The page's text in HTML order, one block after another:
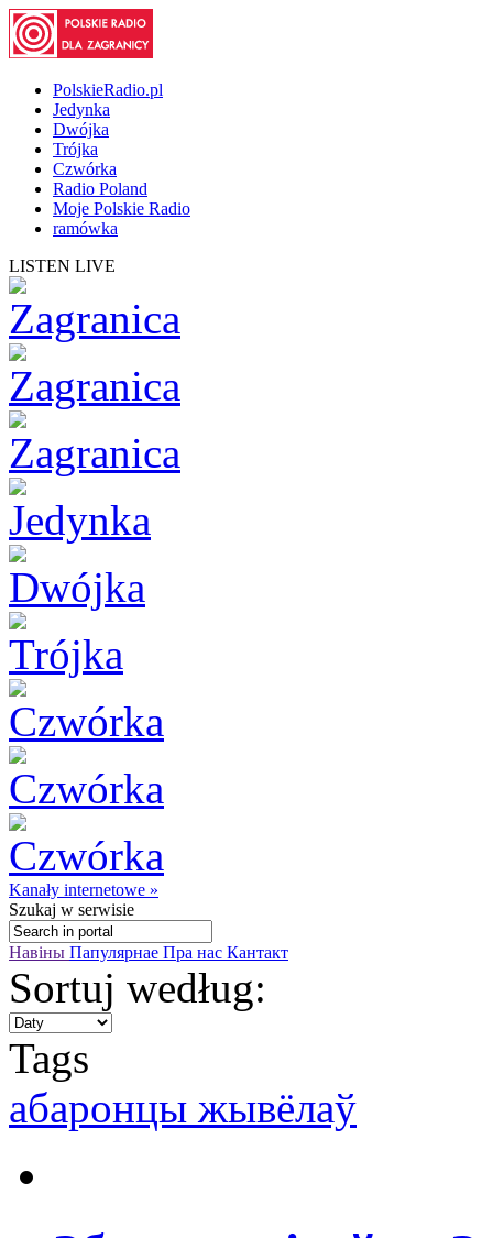
PolskieRadio.pl
Jedynka
Dwójka
Trójka
Czwórka
Radio Poland
Moje Polskie Radio
ramówka
LISTEN LIVE
Kanały internetowe »
Szukaj w serwisie
Навіны Папулярнае Пра нас Кантакт
Sortuj według:
Tags
абаронцы жывёлаў